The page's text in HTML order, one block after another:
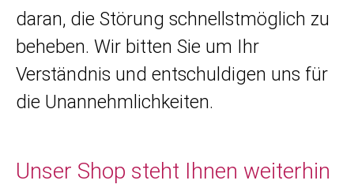
daran, die Störung schnellstmöglich zu
beheben. Wir bitten Sie um Ihr
Verständnis und entschuldigen uns für
die Unannehmlichkeiten.
Unser Shop steht Ihnen weiterhin